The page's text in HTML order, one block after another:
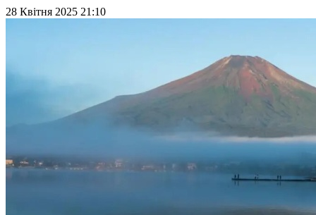
28 Квітня 2025 21:10